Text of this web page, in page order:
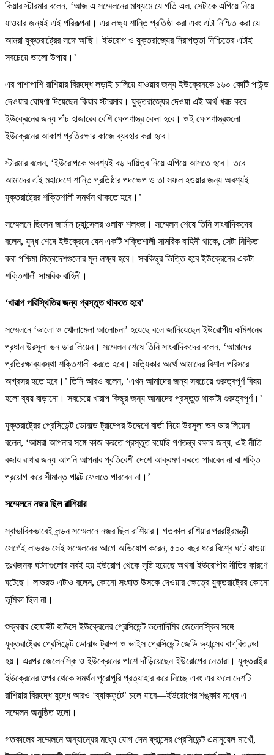
কিয়ার স্টারমার বলেন, ‘আজ এ সম্মেলনের মাধ্যমে যে গতি এল, সেটাকে এগিয়ে নিয়ে
যাওয়ার জন্যই এই পরিকল্পনা। এর লক্ষ্য শান্তি প্রতিষ্ঠা করা এবং এটা নিশ্চিত করা যে
আমরা যুক্তরাষ্ট্রের সঙ্গে আছি। ইউরোপ ও যুক্তরাজ্যের নিরাপত্তা নিশ্চিতের এটাই
সবচেয়ে ভালো উপায়।’
এর পাশাপাশি রাশিয়ার বিরুদ্ধে লড়াই চালিয়ে যাওয়ার জন্য ইউক্রেনকে ১৬০ কোটি পাউন্ড
দেওয়ার ঘোষণা দিয়েছেন কিয়ার স্টারমার। যুক্তরাজ্যের দেওয়া এই অর্থ খরচ করে
ইউক্রেনের জন্য পাঁচ হাজারের বেশি ক্ষেপণাস্ত্র কেনা হবে। ওই ক্ষেপণাস্ত্রগুলো
ইউক্রেনের আকাশ প্রতিরক্ষার কাজে ব্যবহার করা হবে।
স্টারমার বলেন, ‘ইউরোপকে অবশ্যই বড় দায়িত্ব নিয়ে এগিয়ে আসতে হবে। তবে
আমাদের এই মহাদেশে শান্তি প্রতিষ্ঠার পদক্ষেপ ও তা সফল হওয়ার জন্য অবশ্যই
যুক্তরাষ্ট্রের শক্তিশালী সমর্থন থাকতে হবে।’
সম্মেলনে ছিলেন জার্মান চ্যান্সেলর ওলাফ শলৎজ। সম্মেলন শেষে তিনি সাংবাদিকদের
বলেন, যুদ্ধ শেষে ইউক্রেনে যেন একটি শক্তিশালী সামরিক বাহিনী থাকে, সেটা নিশ্চিত
করা পশ্চিমা মিত্রদেশগুলোর মূল লক্ষ্য হবে। সবকিছুর ভিত্তি হবে ইউক্রেনের একটা
শক্তিশালী সামরিক বাহিনী।
‘খারাপ পরিস্থিতির জন্য প্রস্তুত থাকতে হবে’
সম্মেলনে ‘ভালো ও খোলামেলা আলোচনা’ হয়েছে বলে জানিয়েছেন ইউরোপীয় কমিশনের
প্রধান উরসুলা ভন ডার লিয়েন। সম্মেলন শেষে তিনি সাংবাদিকদের বলেন, ‘আমাদের
প্রতিরক্ষাব্যবস্থা শক্তিশালী করতে হবে। সত্যিকার অর্থে আমাদের বিশাল পরিসরে
অগ্রসর হতে হবে।’ তিনি আরও বলেন, ‘এখন আমাদের জন্য সবচেয়ে গুরুত্বপূর্ণ বিষয়
হলো ব্যয় বাড়ানো। সবচেয়ে খারাপ কিছুর জন্য আমাদের প্রস্তুত থাকাটা গুরুত্বপূর্ণ।’
যুক্তরাষ্ট্রের প্রেসিডেন্ট ডোনাল্ড ট্রাম্পের উদ্দেশে বার্তা দিয়ে উরসুলা ভন ডার লিয়েন
বলেন, ‘আমরা আপনার সঙ্গে কাজ করতে প্রস্তুত রয়েছি গণতন্ত্র রক্ষার জন্য, এই নীতি
বজায় রাখার জন্য আপনি আপনার প্রতিবেশী দেশে আক্রমণ করতে পারবেন না বা শক্তি
প্রয়োগ করে সীমান্ত পাল্টে ফেলতে পারবেন না।’
সম্মেলনে নজর ছিল রাশিয়ার
স্বাভাবিকভাবেই লন্ডন সম্মেলনে নজর ছিল রাশিয়ার। গতকাল রাশিয়ার পররাষ্ট্রমন্ত্রী
সের্গেই লাভরভ সেই সম্মেলনের আগে অভিযোগ করেন, ৫০০ বছর ধরে বিশ্বে ঘটে যাওয়া
দুঃখজনক ঘটনাগুলোর সবই হয় ইউরোপ থেকে সৃষ্টি হয়েছে অথবা ইউরোপীয় নীতির কারণে
ঘটেছে। লাভরভ এটাও বলেন, কোনো সংঘাত উসকে দেওয়ার ক্ষেত্রে যুক্তরাষ্ট্রের কোনো
ভূমিকা ছিল না।
শুক্রবার হোয়াইট হাউসে ইউক্রেনের প্রেসিডেন্ট ভলোদিমির জেলেনস্কির সঙ্গে
যুক্তরাষ্ট্রের প্রেসিডেন্ট ডোনাল্ড ট্রাম্প ও ভাইস প্রেসিডেন্ট জেডি ভ্যান্সের বাগ্‌বিতণ্ডা
হয়। এরপর জেলেনস্কি ও ইউক্রেনের পাশে দাঁড়িয়েছেন ইউরোপের নেতারা। যুক্তরাষ্ট্র
ইউক্রেনের ওপর থেকে সমর্থন পুরোপুরি প্রত্যাহার করে নিচ্ছে এবং এর ফলে দেশটি
রাশিয়ার বিরুদ্ধে যুদ্ধে আরও ‘ব্যাকফুটে’ চলে যাবে—ইউরোপের শঙ্কার মধ্যে এ
সম্মেলন অনুষ্ঠিত হলো।
গতকালের সম্মেলনে অন্যান্যের মধ্যে যোগ দেন ফ্রান্সের প্রেসিডেন্ট এমানুয়েল মাখোঁ,